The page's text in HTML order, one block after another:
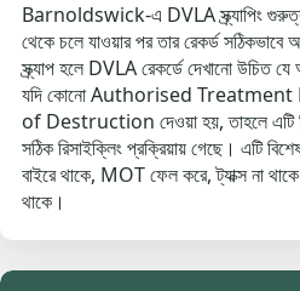
Barnoldswick-এ DVLA স্ক্র্যাপিং
থেকে চলে যাওয়ার পর তার রেকর্ড
স্ক্র্যাপ হলে DVLA রেকর্ডে দেখানো উচিত
যদি কোনো Authorised
of Destruction দেওয়া হয়, তাহলে এটি
সঠিক রিসাইক্লিং প্রক্রিয়ায় গেছে। এটি
বাইরে থাকে, MOT ফেল করে, ট্যাক্স না থাকে
থাকে।